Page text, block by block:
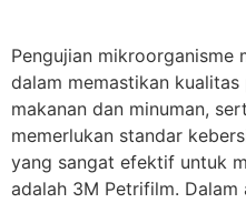
Pengujian mikroorganisme
dalam memastikan
makanan dan minuman,
memerlukan standar
yang sangat efektif untuk
adalah 3M Petrifilm.